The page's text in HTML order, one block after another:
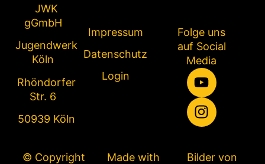
JWK
gGmbH
Jugendwerk
Köln
Rhöndorfer
Str. 6
50939 Köln
Impressum
Datenschutz
Login
Folge uns
auf Social
Media
© Copyright
Made with
Bilder von